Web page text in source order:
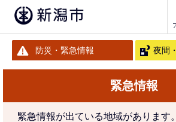
防災・緊急情報 夜間
緊急情報
緊急情報が出ている地域があります。